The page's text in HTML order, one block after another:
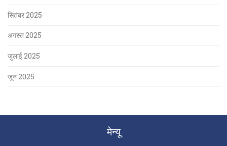
सितंबर 2025
अगस्त 2025
जुलाई 2025
जून 2025
मेन्यू